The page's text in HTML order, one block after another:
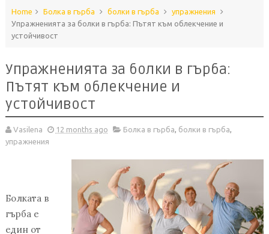
Home Болка в гърба болки в гърба
упражнения
Упражненията за болки в гърба: Пътят към облекчение и
устойчивост
Упражненията за болки в гърба:
Пътят към облекчение и
устойчивост
Vasilena 12 months ago Болка в гърба, болки в гърба,
упражнения
Болката в
гърба е
един от